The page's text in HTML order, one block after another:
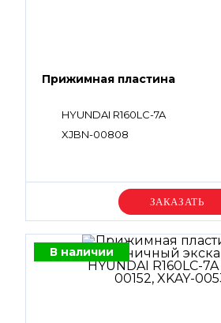
Прижимная пластина
HYUNDAI R160LC-7A
XJBN-00808
Уточняйте цену
В наличии